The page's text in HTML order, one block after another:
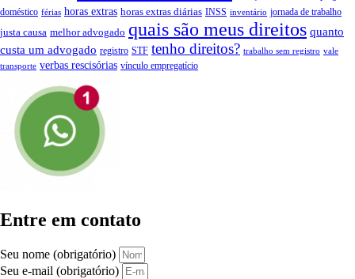
doméstico férias horas extras horas extras diárias INSS inventário jornada de trabalho
justa causa melhor advogado quais são meus direitos quanto
custa um advogado registro STF tenho direitos? trabalho sem registro vale
transporte verbas rescisórias vínculo empregatício
Entre em contato
Seu nome (obrigatório)
Seu e-mail (obrigatório)